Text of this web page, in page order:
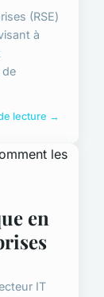
(RSE)
à
lecture →
en
IT